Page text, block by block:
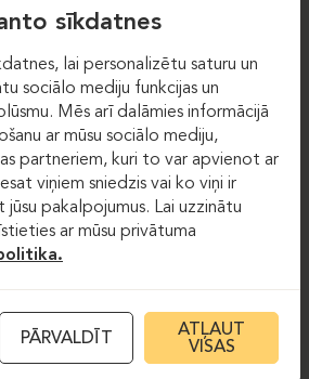
Darba krēsli
sīkdatnes
lai personalizētu saturu un
sociālo mediju funkcijas un
Mēs arī dalāmies informācijā
ar mūsu sociālo mediju,
partneriem, kuri to var apvienot ar
viņiem sniedzis vai ko viņi ir
pakalpojumus. Lai uzzinātu
ar mūsu privātuma
PĀRVALDĪT
ATĻAUT
VISAS